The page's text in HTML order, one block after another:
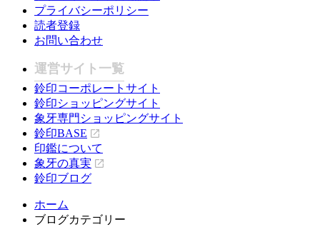
プライバシーポリシー
読者登録
お問い合わせ
運営サイト一覧
鈴印コーポレートサイト
鈴印ショッピングサイト
象牙専門ショッピングサイト
鈴印BASE
印鑑について
象牙の真実
鈴印ブログ
ホーム
ブログカテゴリー